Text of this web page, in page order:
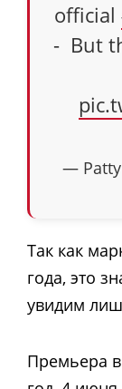
official
- But
— Patty
Так как
года, это
увидим
Премьера в